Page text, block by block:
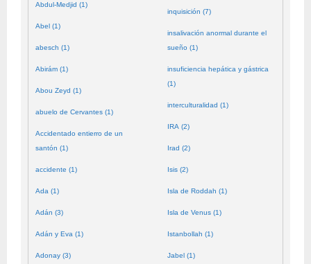
Abdul-Medjid (1)
Abel (1)
abesch (1)
Abirám (1)
Abou Zeyd (1)
abuelo de Cervantes (1)
Accidentado entierro de un
santón (1)
accidente (1)
Ada (1)
Adán (3)
Adán y Eva (1)
Adonay (3)
inquisición (7)
insalivación anormal durante el
sueño (1)
insuficiencia hepática y gástrica
(1)
interculturalidad (1)
IRA (2)
Irad (2)
Isis (2)
Isla de Roddah (1)
Isla de Venus (1)
Istanbollah (1)
Jabel (1)